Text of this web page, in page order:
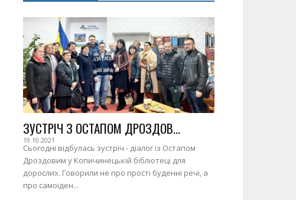
ЗУСТРІЧ З ОСТАПОМ ДРОЗДОВ...
19.10.2021
Сьогодні відбулась зустріч - діалог із Остапом
Дроздовим у Копичинецькій бібліотеці для
дорослих. Говорили не про прості буденні речі, а
про самоіден...